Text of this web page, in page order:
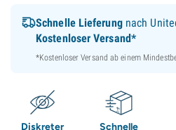
Schnelle Lieferungnach
Kostenloser Versand*
*Kostenloser Versand ab einem
Diskreter
Schnelle